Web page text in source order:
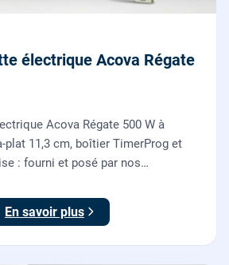
électrique Acova Régate
Acova Régate 500 W à
plat 11,3 cm, boîtier TimerProg et
: fourni et posé par nos
En savoir plus